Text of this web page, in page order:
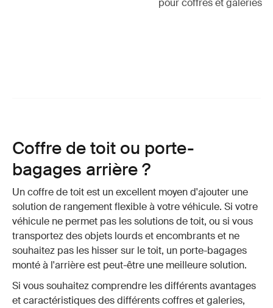
pour coffres et galeries
Coffre de toit ou porte-
bagages arrière ?
Un coffre de toit est un excellent moyen d'ajouter une
solution de rangement flexible à votre véhicule. Si votre
véhicule ne permet pas les solutions de toit, ou si vous
transportez des objets lourds et encombrants et ne
souhaitez pas les hisser sur le toit, un porte-bagages
monté à l'arrière est peut-être une meilleure solution.
Si vous souhaitez comprendre les différents avantages
et caractéristiques des différents coffres et galeries,